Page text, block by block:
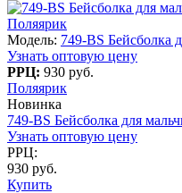
Поляярик
Модель: 749-BS Бейсболка
Узнать оптовую цену
РРЦ: 930 руб.
Поляярик
Новинка
749-BS Бейсболка для
Узнать оптовую цену
РРЦ:
930 руб.
Купить